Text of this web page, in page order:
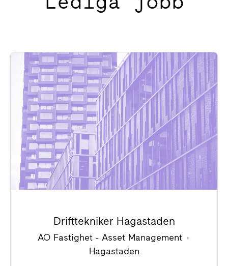
Drifttekniker Hagastaden
AO Fastighet - Asset Management ·
Hagastaden